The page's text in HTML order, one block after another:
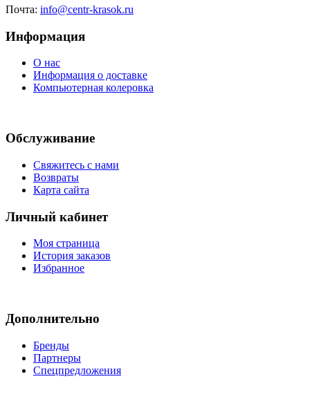
Почта: info@centr-krasok.ru
Информация
О нас
Информация о доставке
Компьютерная колеровка
Обслуживание
Свяжитесь с нами
Возвраты
Карта сайта
Личный кабинет
Моя страница
История заказов
Избранное
Дополнительно
Бренды
Партнеры
Спецпредложения